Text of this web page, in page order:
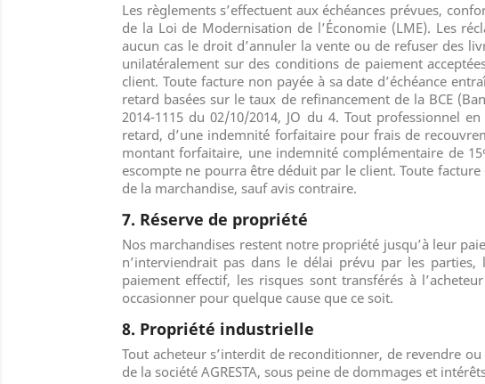
Les règlements s’effectuent aux échéances prévues,
de la Loi de Modernisation de l’Économie (LME). Les
aucun cas le droit d’annuler la vente ou de refuser des
unilatéralement sur des conditions de paiement
client. Toute facture non payée à sa date d’échéance
retard basées sur le taux de refinancement de la BCE
2014-1115 du 02/10/2014, JO du 4. Tout professionnel
retard, d’une indemnité forfaitaire pour frais de
montant forfaitaire, une indemnité complémentaire de
escompte ne pourra être déduit par le client. Toute
de la marchandise, sauf avis contraire.
7. Réserve de propriété
Nos marchandises restent notre propriété jusqu’à leur
n’interviendrait pas dans le délai prévu par les
paiement effectif, les risques sont transférés à
occasionner pour quelque cause que ce soit.
8. Propriété industrielle
Tout acheteur s’interdit de reconditionner, de revendre
de la société AGRESTA, sous peine de dommages et